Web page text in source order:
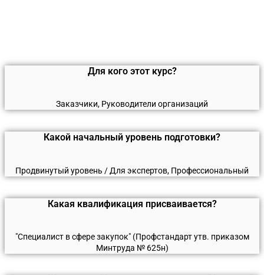
Для кого этот курс?
Заказчики, Руководители организаций
Какой начальный уровень подготовки?
Продвинутый уровень / Для экспертов, Профессиональный
Какая квалификация присваивается?
"Специалист в сфере закупок" (Профстандарт утв. приказом
Минтруда № 625н)